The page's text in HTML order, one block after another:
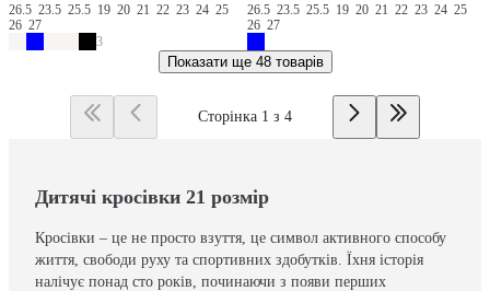
26.5 23.5 25.5 19 20 21 22 23 24 25
26 27
3
26.523.525.5 19202122232425
2627
Показати ще 48 товарів
Сторінка 1 з 4
Дитячі кросівки 21 розмір
Кросівки – це не просто взуття, це символ активного способу
життя, свободи руху та спортивних здобутків. Їхня історія
налічує понад сто років, починаючи з появи перших